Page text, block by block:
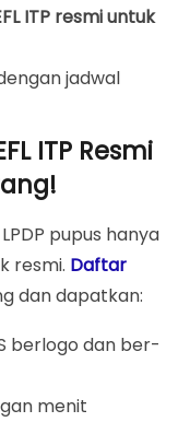
ITP resmi untuk
jadwal
ITP Resmi
pupus hanya
resmi. Daftar
dan dapatkan:
berlogo dan ber-
menit